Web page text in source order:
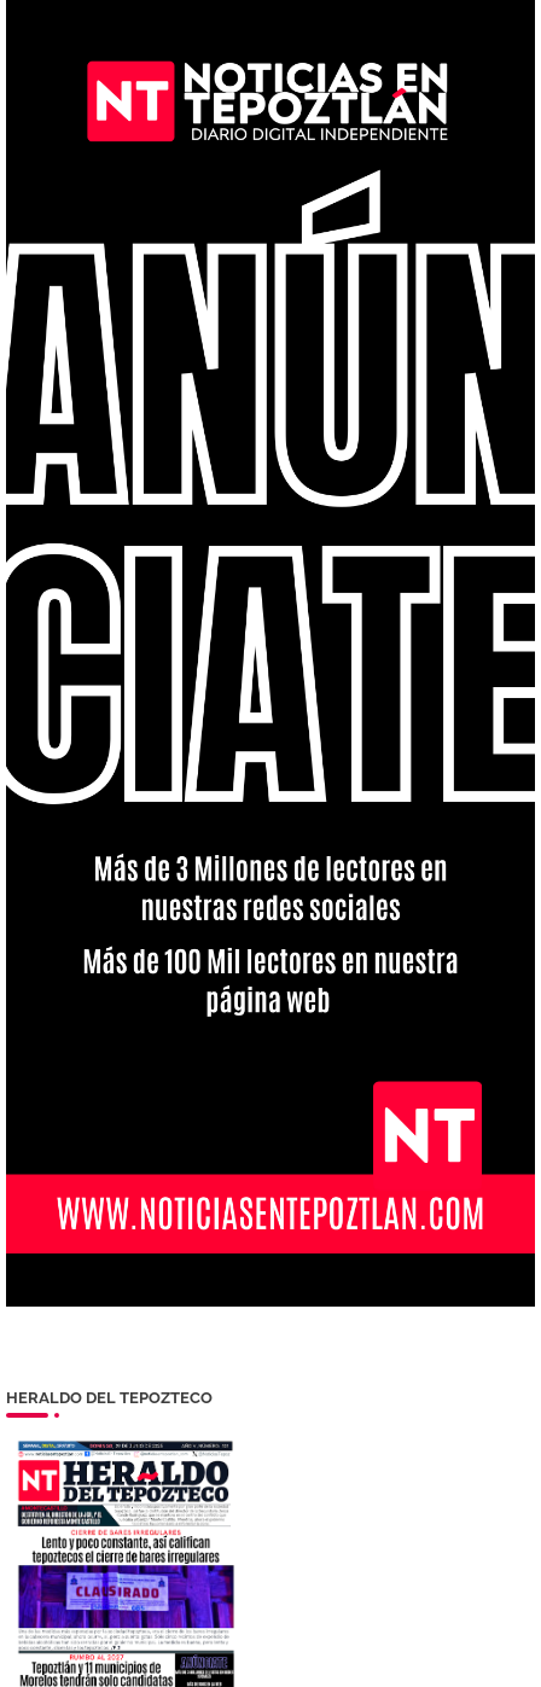
HERALDO DEL TEPOZTECO